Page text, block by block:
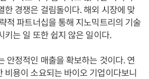
한 경쟁은 걸림돌이다. 해외 시장에 맞
적 파트너십을 통해 지노믹트리의 기술
키는 일 또한 쉽지 않은 일이다.
안정적인 매출을 확보하는 것이다. 연
비용이 소요되는 바이오 기업이다보니